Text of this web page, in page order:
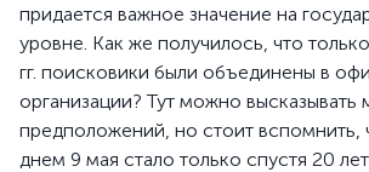
придается важное значение на
уровне. Как же получилось, что
гг. поисковики были объединены в
организации? Тут можно высказывать
предположений, но стоит вспомнить,
днем 9 мая стало только спустя 20